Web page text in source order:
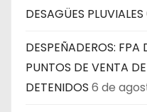
DESAGÜES PLUVIALES
DESPEÑADEROS: FPA
PUNTOS DE VENTA
DETENIDOS 6 de